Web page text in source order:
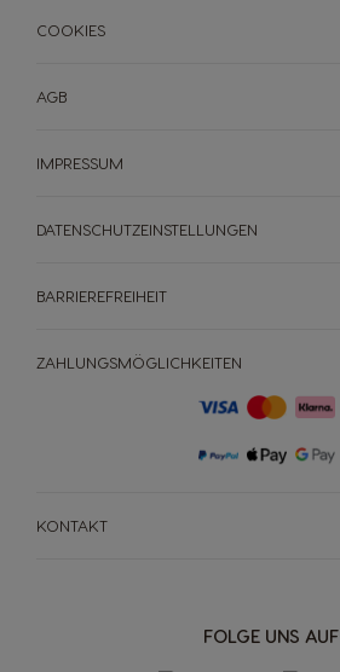
FOLGE UNS AUF
ZAHLUNGSMÖGLICHKEITEN
KONTAKT
COOKIES
AGB
IMPRESSUM
DATENSCHUTZEINSTELLUNGEN
BARRIEREFREIHEIT